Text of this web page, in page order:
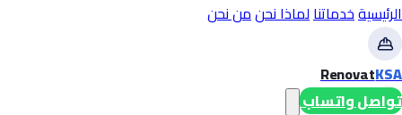
الرئيسيةخدماتنالماذا نحنمن نحن
RenovatKSA
تواصل واتساب